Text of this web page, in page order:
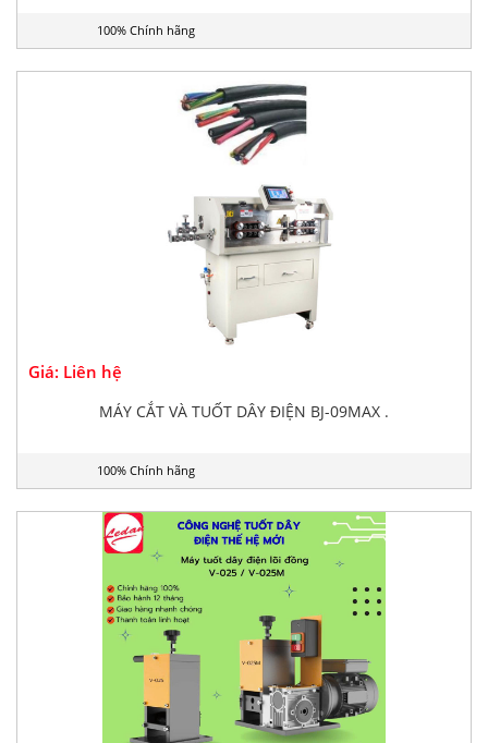
100% Chính hãng
Giá: Liên hệ
MÁY CẮT VÀ TUỐT DÂY ĐIỆN BJ-09MAX .
100% Chính hãng